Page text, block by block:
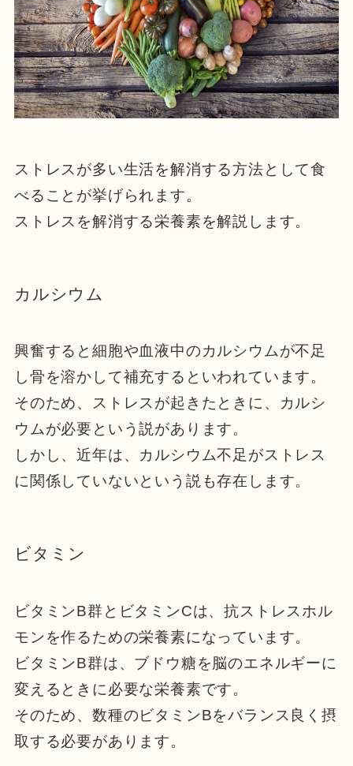
ストレスが多い生活を解消する方法として食
べることが挙げられます。
ストレスを解消する栄養素を解説します。
カルシウム
興奮すると細胞や血液中のカルシウムが不足
し骨を溶かして補充するといわれています。
そのため、ストレスが起きたときに、カルシ
ウムが必要という説があります。
しかし、近年は、カルシウム不足がストレス
に関係していないという説も存在します。
ビタミン
ビタミンB群とビタミンCは、抗ストレスホル
モンを作るための栄養素になっています。
ビタミンB群は、ブドウ糖を脳のエネルギーに
変えるときに必要な栄養素です。
そのため、数種のビタミンBをバランス良く摂
取する必要があります。